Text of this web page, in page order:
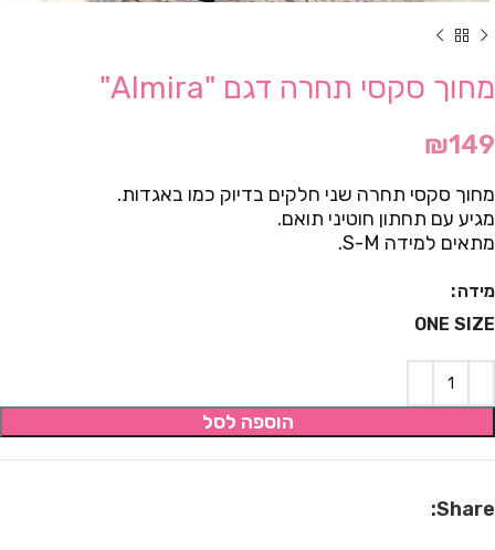
מחוך סקסי תחרה דגם "Almira"
₪149
מחוך סקסי תחרה שני חלקים בדיוק כמו באגדות.
מגיע עם תחתון חוטיני תואם.
מתאים למידה S-M.
מידה
ONE SIZE
הוספה לסל
Share: